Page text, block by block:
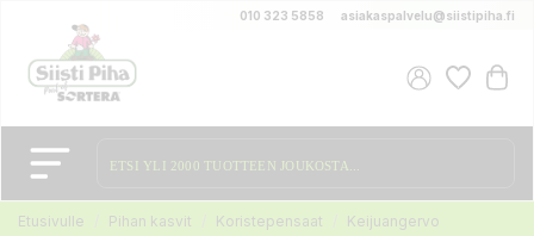
010 323 5858 asiakaspalvelu@siistipiha.fi
Etusivulle Pihan kasvit Koristepensaat Keijuangervo